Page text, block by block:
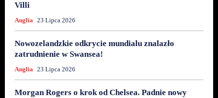
Villi
Anglia 23 Lipca 2026
Nowozelandzkie odkrycie mundialu znalazło
zatrudnienie w Swansea!
Anglia 23 Lipca 2026
Morgan Rogers o krok od Chelsea. Padnie nowy